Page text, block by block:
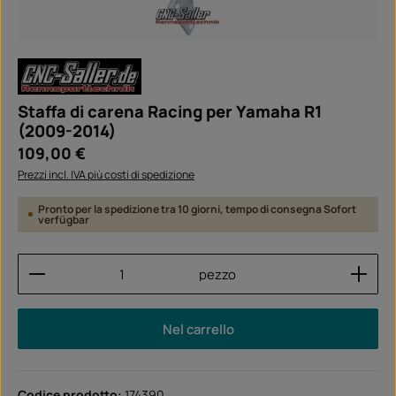
Staffa di carena Racing per Yamaha R1
(2009-2014)
Prezzo normale:
109,00 €
Prezzi incl. IVA più costi di spedizione
Pronto per la spedizione tra 10 giorni, tempo di consegna Sofort
verfügbar
Quantità del prodotto: inserisci la quantità
pezzo
Nel carrello